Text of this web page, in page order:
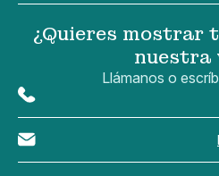
¿Quieres mostrar
nuestra
Llámanos o